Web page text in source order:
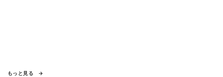
もっと見る